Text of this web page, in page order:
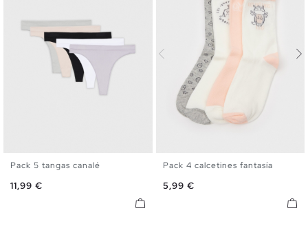
S
Pack 5 tangas canalé
Precio
11,99 €
Pack 4 calcetines fantasía
Precio
5,99 €